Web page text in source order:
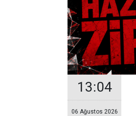
13:04
06 Ağustos 2026